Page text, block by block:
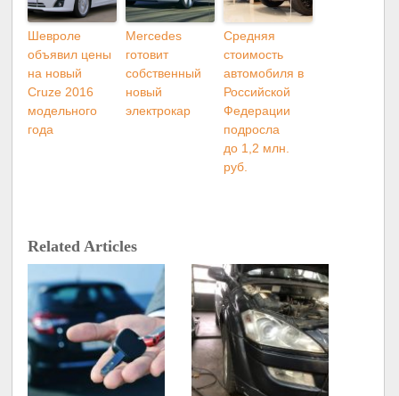
Шевроле
объявил цены
на новый
Cruze 2016
модельного
года
Mercedes
готовит
собственный
новый
электрокар
Средняя
стоимость
автомобиля в
Российской
Федерации
подросла
до 1,2 млн.
руб.
Related Articles